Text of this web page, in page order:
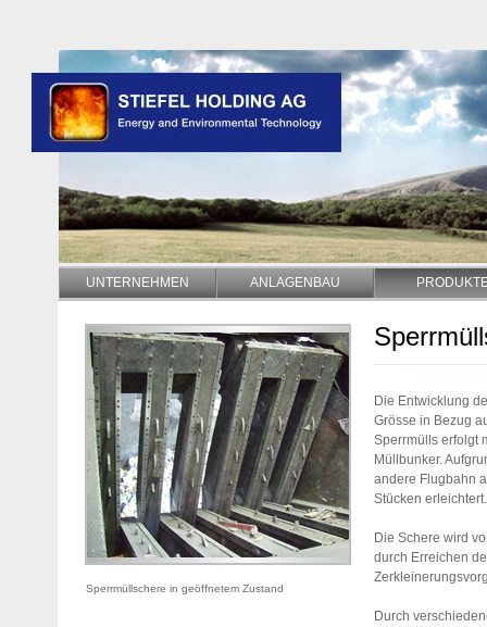
UNTERNEHMEN ANLAGENBAU
Die Entwicklung
Grösse in Bezug
Sperrmülls erfolgt
Müllbunker.
andere Flugbahn
Stücken
Die Schere wird
durch Erreichen
Durch
Sperrmüllschere in geöffnetem Zustand